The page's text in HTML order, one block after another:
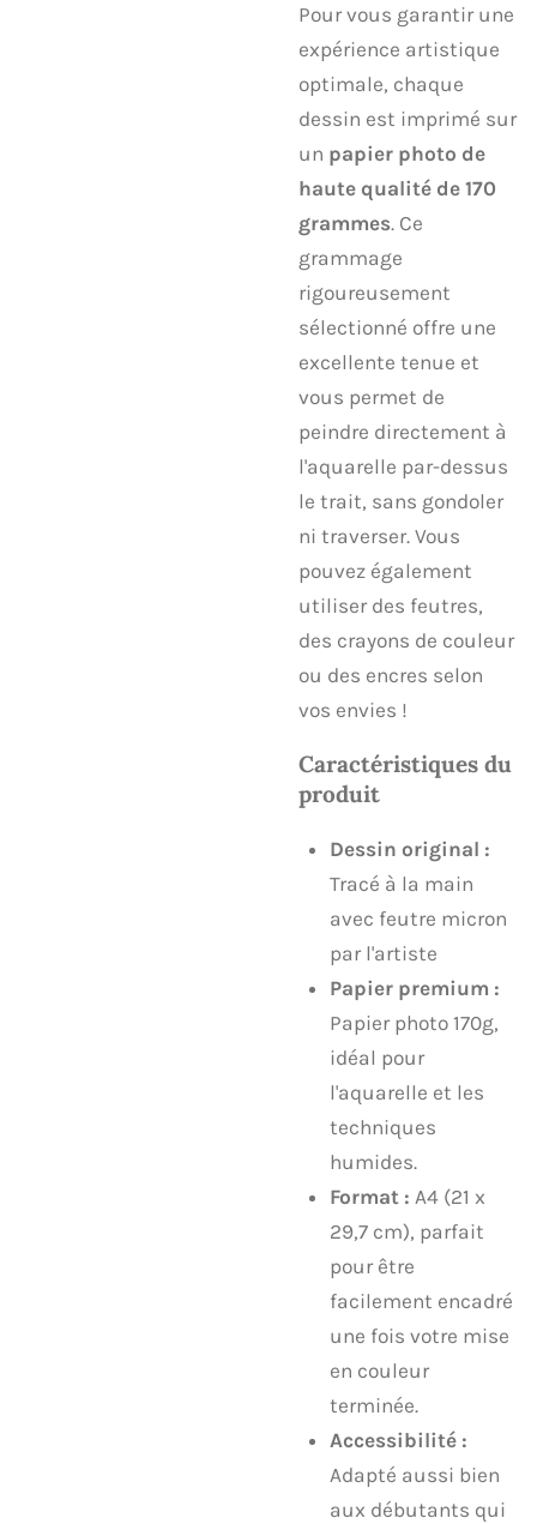
​Pour vous garantir une
expérience artistique
optimale, chaque
dessin est imprimé sur
un papier photo de
haute qualité de 170
grammes. Ce
grammage
rigoureusement
sélectionné offre une
excellente tenue et
vous permet de
peindre directement à
l'aquarelle par-dessus
le trait, sans gondoler
ni traverser. Vous
pouvez également
utiliser des feutres,
des crayons de couleur
ou des encres selon
vos envies !
Caractéristiques du
produit
Dessin original :
Tracé à la main
avec feutre micron
par l'artiste
Papier premium :
Papier photo 170g,
idéal pour
l'aquarelle et les
techniques
humides.
Format : A4 (21 x
29,7 cm), parfait
pour être
facilement encadré
une fois votre mise
en couleur
terminée.
Accessibilité :
Adapté aussi bien
aux débutants qui